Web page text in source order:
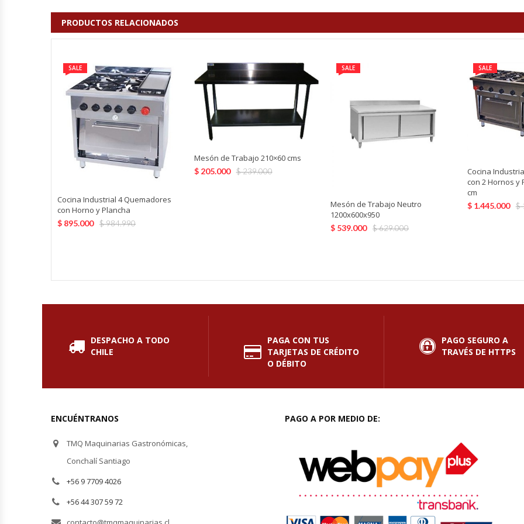
Fabricadoras De Hielo
Formadora De Pizza
Freidoras Industriales
Hervidores / Percoladores
Hornos Cocción Acelerada
Hornos Turbos / Convectores
Hornos Industriales
Laminadora De Masas
Mesones De Trabajo
Mesones Refrigerados
Mesones Saladette
PRODUCTOS RELACIONADOS
SALE
Cocina Industrial 4 Quemadores
con Horno y Plancha
$984.990
$ 895.000
Mesón de Trabajo 210×60 cms
$239.000
$205.000
SALE
Mesón de Trabajo Neutro
1200x600x950
$629.000
$ 539.000
SALE
Cocina
con 2 Hornos y
cm
$
$1.445.000
DESPACHO A TODO
CHILE
PAGA CON TUS
TARJETAS DE CRÉDITO
O DÉBITO
PAGO SEGURO A
TRAVÉS DE HTTPS
ENCUÉNTRANOS
TMQ Maquinarias Gastronómicas,
Conchalí Santiago
+56 9 7709 4026
+56 44 307 59 72
PAGO A POR MEDIO DE: